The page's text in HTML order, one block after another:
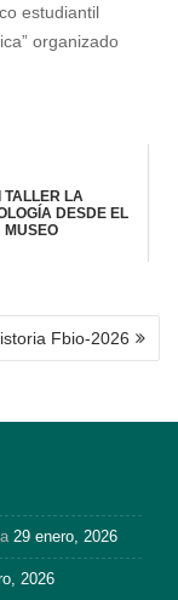
estudiantil
organizado
TALLER LA
DESDE EL
MUSEO
Fbio-2026
29 enero, 2026
2026